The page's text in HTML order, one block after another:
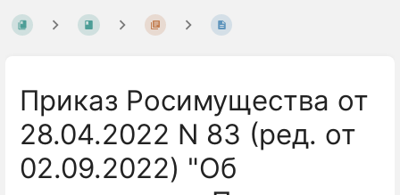
Приказ Росимущества от
28.04.2022 N 83 (ред. от
02.09.2022) "Об